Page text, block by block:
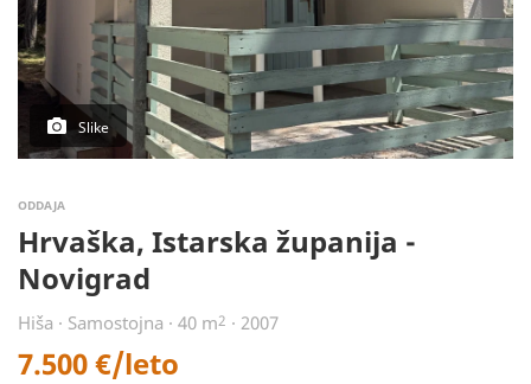
Slike
ODDAJA
Hrvaška, Istarska županija -
Novigrad
Hiša · Samostojna · 40 m2 · 2007
7.500 €/leto